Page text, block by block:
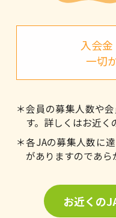
入会
一切
＊会員の募集人数や
す。詳しくはお近く
＊各JAの募集人数に
がありますのであら
お近くの